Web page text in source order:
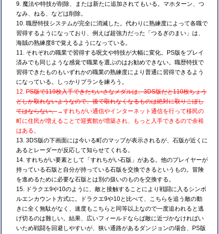
魔法や特技が削除、または新たに追加されてもいる。マホターン、つ
なみ、ねる、などは削除。
職歴特技システムが完全に消滅した。代わりに熟練度によって各職で
習得するようになっており、例えば超強力だった「つるぎのまい」は、
海賊の熟練度8で覚えるようになっている。
それぞれの職業で習得する呪文や特技が大幅に変化。PS版をプレイ
済みでも同じような感覚で職業を選ぶのはお勧めできない。職歴特技で
習得できたものもいずれかの職業の熟練度により普通に習得できるよう
になっている。しっかりプランを練ろう。
PS版で119枚入手できたちいさなメダルは、3DS版だと110枚ちょう
どしか取れないようなので、後で取れなくなるものは絶対に取りこぼし
てはならない。→すれちがい通信やインターネット通信を行って移民の
町に住民が増えることで迎賓館が増築され、もっと入手できるので余裕
はある。
3DS版の下画面には今いる町のマップが表示されるが、石版が近くに
あるとレーダーが反応して知らせてくれる。
すれちがい要素として「すれちがい石版」がある。他のプレイヤーが
持っている石版と自分が持っている石版を交換できるというもの。冒険
を進めるために必要な石版とは別の扱いのものを交換する。
ドラクエ9や10のように、敵と接触することにより戦闘に入るシンボ
ルエンカウント方式に。ドラクエ9や10と比べて、こちらを追う敵の動
きに全く無駄がなく、速度もこちらと同等以上なので一度追われると逃
げ切るのは難しい。結果、広いフィールドならば敵に近づかなければい
いため戦闘を回避しやすいが、狭い通路があるダンジョンの場合、PS版